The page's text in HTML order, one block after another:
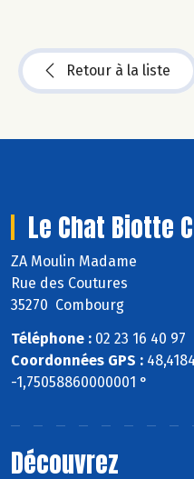
Retour à la liste
Le Chat Biotte
ZA Moulin Madame
Rue des Coutures
35270 Combourg
Téléphone : 02 23 16 40 97
Coordonnées GPS :
-1,75058860000001 °
Découvrez